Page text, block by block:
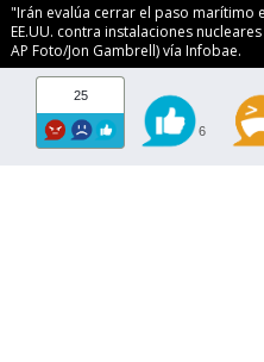
"Irán evalúa cerrar el paso marítimo
EE.UU. contra instalaciones
AP Foto/Jon Gambrell) vía Infobae.
25
6